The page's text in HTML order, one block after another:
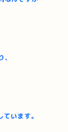
います。